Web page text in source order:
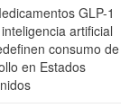
GLP-1
artificial
consumo de
en Estados